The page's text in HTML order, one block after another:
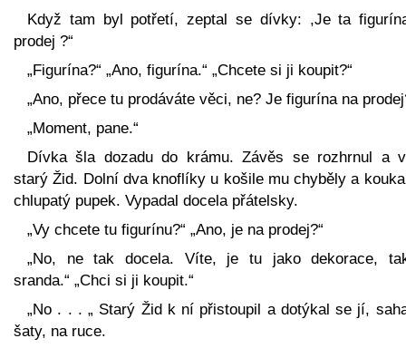
Když tam byl potřetí, zeptal se dívky: ,Je ta
prodej ?“
„Figurína?“ „Ano, figurína.“ „Chcete si ji koupit?“
„Ano, přece tu prodáváte věci, ne? Je figurína na
„Moment, pane.“
Dívka šla dozadu do krámu. Závěs se rozhrnul a
starý Žid. Dolní dva knoflíky u košile mu chyběly a
chlupatý pupek. Vypadal docela přátelsky.
„Vy chcete tu figurínu?“ „Ano, je na prodej?“
„No, ne tak docela. Víte, je tu jako dekorace,
sranda.“ „Chci si ji koupit.“
„No . . . „ Starý Žid k ní přistoupil a dotýkal se jí,
šaty, na ruce.